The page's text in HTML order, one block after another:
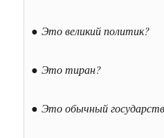
●Это великий политик?
●Это тиран?
●Это обычный